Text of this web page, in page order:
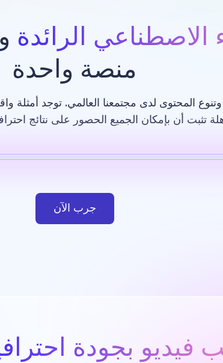
الاصطناعي الرائدة
منصة واحدة
المحتوى لدى مجتمعنا العالمي. توجد أمثلة
تثبت أن بإمكان الجميع الحصور على نتائج
جرب الآن
فيديو بجودة